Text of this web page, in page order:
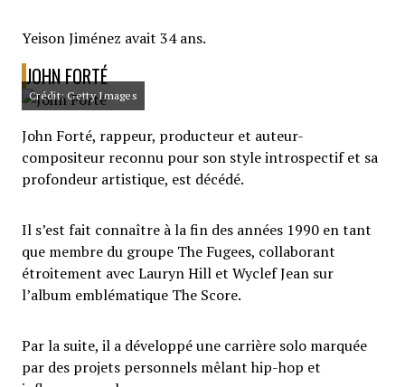
Yeison Jiménez avait 34 ans.
JOHN FORTÉ
Crédit: Getty Images
John Forté, rappeur, producteur et auteur-
compositeur reconnu pour son style introspectif et sa
profondeur artistique, est décédé.
Il s’est fait connaître à la fin des années 1990 en tant
que membre du groupe The Fugees, collaborant
étroitement avec Lauryn Hill et Wyclef Jean sur
l’album emblématique The Score.
Par la suite, il a développé une carrière solo marquée
par des projets personnels mêlant hip-hop et